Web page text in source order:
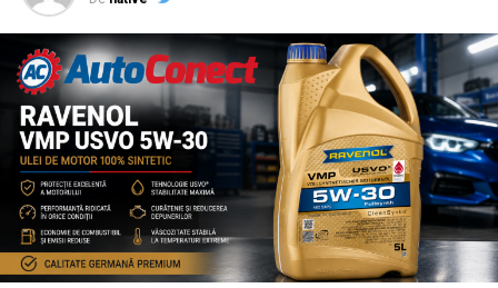
principalele beneficii oferite de
• Înscriere gratuită;
• Afișarea publică a datelor de contact, fără costuri;
• Contact direct între prestator și client, gratuit.
Despre Workerpark.com
Workerpark.comeste prima agendă online de contacte
profesionale dedicată serviciilor la cerere. Platforma
facilitează conexiunea directă între cei care oferă și cei
care caută servicii, într-un mod simplu, rapid și eficient.
Crearea contului și publicarea profilului sunt gratuite,